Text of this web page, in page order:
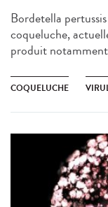
Bordetella
coqueluche,
produit
COQUELUCHE